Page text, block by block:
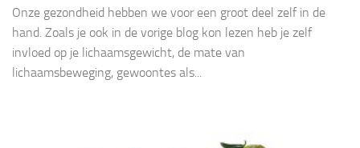
Onze gezondheid hebben we voor een groot deel zelf in de
hand. Zoals je ook in de vorige blog kon lezen heb je zelf
invloed op je lichaamsgewicht, de mate van
lichaamsbeweging, gewoontes als...